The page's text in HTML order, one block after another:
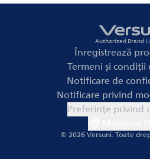
Authorized Brand
Înregistrează
Termeni și
Notificare de
Notificare privind
Preferințe privind
© 2026 Versuni.Toate